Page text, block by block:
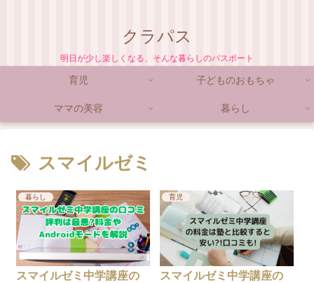
クラパス
明日が少し楽しくなる、そんな暮らしのパスポート
育児 子どものおもちゃ
ママの美容 暮らし
スマイルゼミ
暮らし
スマイルゼミ中学講座の
育児
スマイルゼミ中学講座の